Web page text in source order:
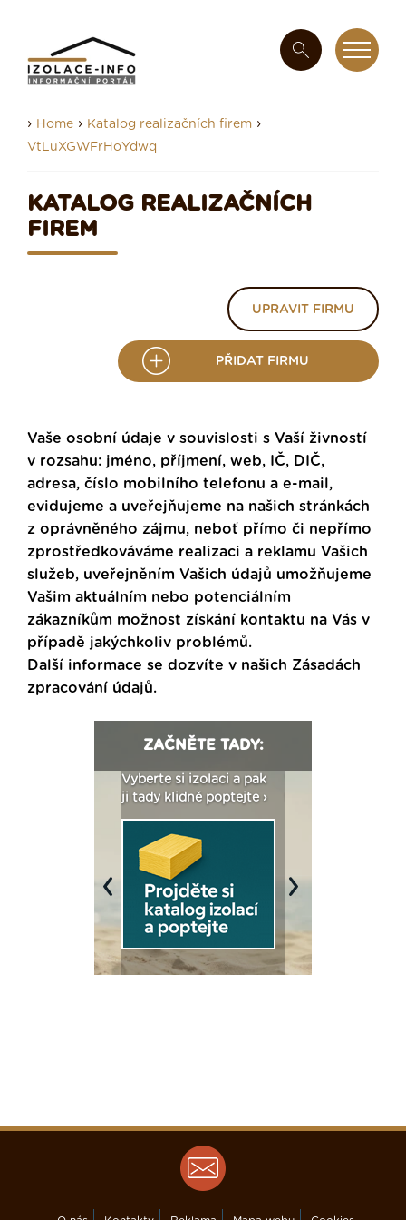
› Home › Katalog realizačních firem ›
VtLuXGWFrHoYdwq
KATALOG REALIZAČNÍCH
FIREM
UPRAVIT FIRMU
PŘIDAT FIRMU
Vaše osobní údaje v souvislosti s Vaší živností
v rozsahu: jméno, příjmení, web, IČ, DIČ,
adresa, číslo mobilního telefonu a e-mail,
evidujeme a uveřejňujeme na našich stránkách
z oprávněného zájmu, neboť přímo či nepřímo
zprostředkováváme realizaci a reklamu Vašich
služeb, uveřejněním Vašich údajů umožňujeme
Vašim aktuálním nebo potenciálním
zákazníkům možnost získání kontaktu na Vás v
případě jakýchkoliv problémů.
Další informace se dozvíte v našich Zásadách
zpracování údajů.
ZAČNĚTE TADY:
Vyberte si izolaci a pak
ji tady klidně poptejte ›
Previous Next